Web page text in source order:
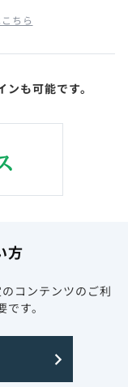
ちら
も可能です。
方
コンテンツのご利
す。